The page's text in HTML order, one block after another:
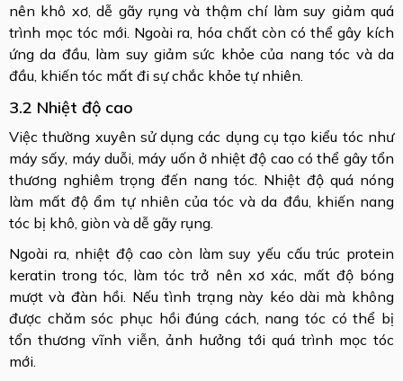
nên khô xơ, dễ gãy rụng và thậm chí làm suy giảm quá
trình mọc tóc mới. Ngoài ra, hóa chất còn có thể gây kích
ứng da đầu, làm suy giảm sức khỏe của nang tóc và da
đầu, khiến tóc mất đi sự chắc khỏe tự nhiên.
3.2 Nhiệt độ cao
Việc thường xuyên sử dụng các dụng cụ tạo kiểu tóc như
máy sấy, máy duỗi, máy uốn ở nhiệt độ cao có thể gây tổn
thương nghiêm trọng đến nang tóc. Nhiệt độ quá nóng
làm mất độ ẩm tự nhiên của tóc và da đầu, khiến nang
tóc bị khô, giòn và dễ gãy rụng.
Ngoài ra, nhiệt độ cao còn làm suy yếu cấu trúc protein
keratin trong tóc, làm tóc trở nên xơ xác, mất độ bóng
mượt và đàn hồi. Nếu tình trạng này kéo dài mà không
được chăm sóc phục hồi đúng cách, nang tóc có thể bị
tổn thương vĩnh viễn, ảnh hưởng tới quá trình mọc tóc
mới.